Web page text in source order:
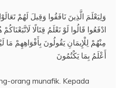
وَلِيَعْلَمَ الَّذِينَ نَافَقُوا وَقِيلَ لَهُمْ
ادْفَعُوا قَالُوا لَوْ نَعْلَمُ قِتَالًا
مِنْهُمْ لِلْإِيمَانِ يَقُولُونَ بِأَفْوَاهِهِمْ
أَعْلَمُ بِمَا يَكْتُمُونَ
orang munafik. Kepada